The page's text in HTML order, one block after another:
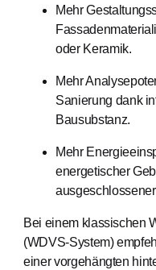
Mehr
oder Keramik.
Mehr
Sanierung dank
Bausubstanz.
Mehr
energetischer
Bei einem klassischen
(WDVS-System)
einer vorgehängten